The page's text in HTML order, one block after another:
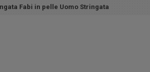
Fabi in pelle Uomo Stringata